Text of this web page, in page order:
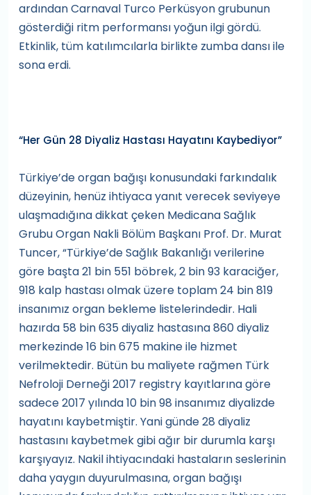
ardından Carnaval Turco Perküsyon grubunun
gösterdiği ritm performansı yoğun ilgi gördü.
Etkinlik, tüm katılımcılarla birlikte zumba dansı ile
sona erdi.
“Her Gün 28 Diyaliz Hastası Hayatını Kaybediyor”
Türkiye’de organ bağışı konusundaki farkındalık
düzeyinin, henüz ihtiyaca yanıt verecek seviyeye
ulaşmadığına dikkat çeken Medicana Sağlık
Grubu Organ Nakli Bölüm Başkanı Prof. Dr. Murat
Tuncer, “Türkiye’de Sağlık Bakanlığı verilerine
göre başta 21 bin 551 böbrek, 2 bin 93 karaciğer,
918 kalp hastası olmak üzere toplam 24 bin 819
insanımız organ bekleme listelerindedir. Hali
hazırda 58 bin 635 diyaliz hastasına 860 diyaliz
merkezinde 16 bin 675 makine ile hizmet
verilmektedir. Bütün bu maliyete rağmen Türk
Nefroloji Derneği 2017 registry kayıtlarına göre
sadece 2017 yılında 10 bin 98 insanımız diyalizde
hayatını kaybetmiştir. Yani günde 28 diyaliz
hastasını kaybetmek gibi ağır bir durumla karşı
karşıyayız. Nakil ihtiyacındaki hastaların seslerinin
daha yaygın duyurulmasına, organ bağışı